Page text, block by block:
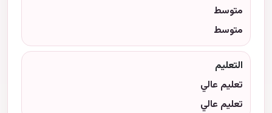
متوسط
متوسط
التعليم
تعليم عالي
تعليم عالي